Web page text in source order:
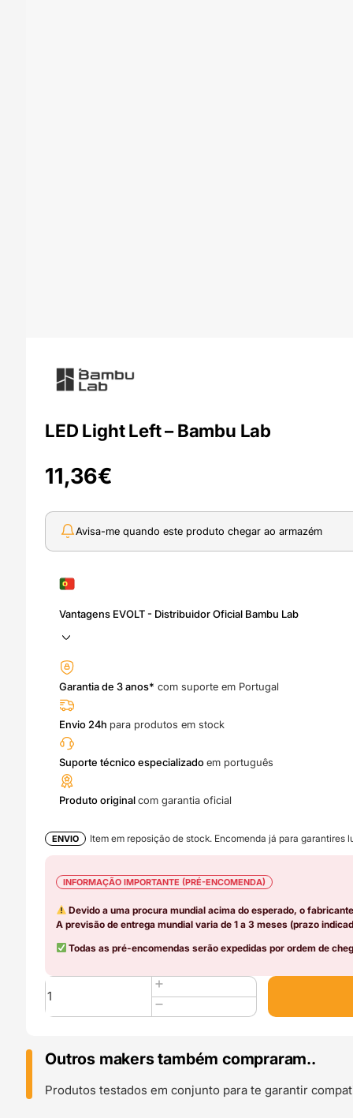
LED Light Left – Bambu Lab
11,36€
Avisa-me quando este produto chegar ao armazém
Vantagens EVOLT - Distribuidor Oficial Bambu Lab
Garantia de 3 anos* com suporte em Portugal
Envio 24h para produtos em stock
Suporte técnico especializadoem português
Produto originalcom garantia oficial
ENVIO Item em reposição de stock. Encomenda já para garantires
INFORMAÇÃO IMPORTANTE (PRÉ-ENCOMENDA)
Devido a uma procura mundial acima do esperado, o
A previsão de entrega mundial varia de 1 a 3 meses (prazo
Todas as pré-encomendas serão expedidas por ordem de
Quantidade
de
LED
Left
Bambu
Outros makers também compraram..
Produtos testados em conjunto para te garantir